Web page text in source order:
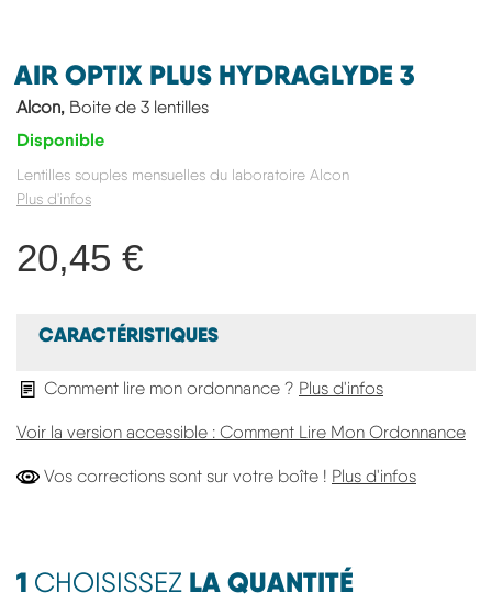
AIR OPTIX PLUS HYDRAGLYDE 3
Alcon, Boite de 3 lentilles
Disponible
Lentilles souples mensuelles du laboratoire Alcon
Plus d'infos
20,45 €
CARACTÉRISTIQUES
Comment lire mon ordonnance ? Plus d'infos
Voir la version accessible : Comment Lire Mon Ordonnance
Vos corrections sont sur votre boîte ! Plus d'infosVos
1 CHOISISSEZ LA QUANTITÉ